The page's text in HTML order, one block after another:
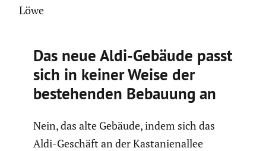
Löwe
Das neue Aldi-Gebäude passt
sich in keiner Weise der
bestehenden Bebauung an
Nein, das alte Gebäude, indem sich das
Aldi-Geschäft an der Kasta­ni­en­allee